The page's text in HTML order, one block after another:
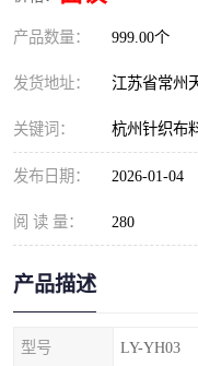
产品数量： 999.00个
发货地址： 江苏省常州
关键词： 杭州针织布
发布日期： 2026-01-04
阅 读 量： 280
产品描述
型号 LY-YH03